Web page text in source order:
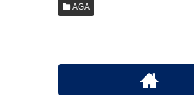
AGA